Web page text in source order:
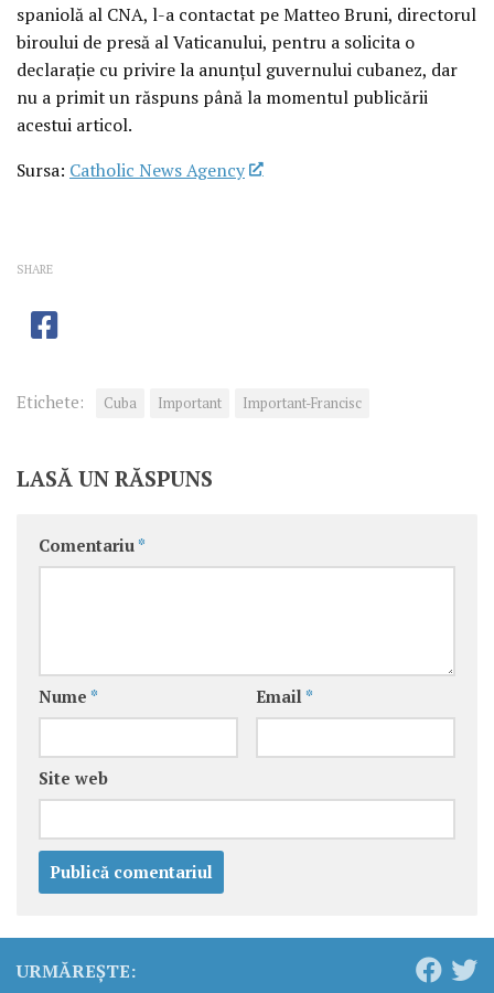
spaniolă al CNA, l-a contactat pe Matteo Bruni, directorul
biroului de presă al Vaticanului, pentru a solicita o
declarație cu privire la anunțul guvernului cubanez, dar
nu a primit un răspuns până la momentul publicării
acestui articol.
Sursa: Catholic News Agency
SHARE
Etichete: Cuba Important Important-Francisc
LASĂ UN RĂSPUNS
Comentariu *
Nume * Email *
Site web
URMĂREȘTE: